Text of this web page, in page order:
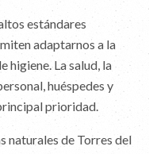
estándares
adaptarnos a la
higiene. La salud, la
huéspedes y
prioridad.
naturales de Torres del